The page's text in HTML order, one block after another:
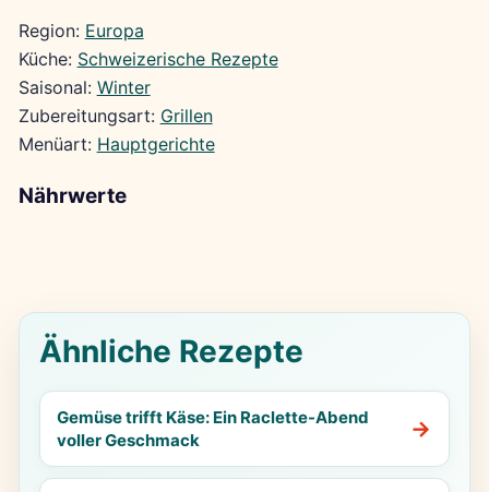
Region: Europa
Küche: Schweizerische Rezepte
Saisonal: Winter
Zubereitungsart: Grillen
Menüart: Hauptgerichte
Nährwerte
Ähnliche Rezepte
Gemüse trifft Käse: Ein Raclette-Abend
voller Geschmack